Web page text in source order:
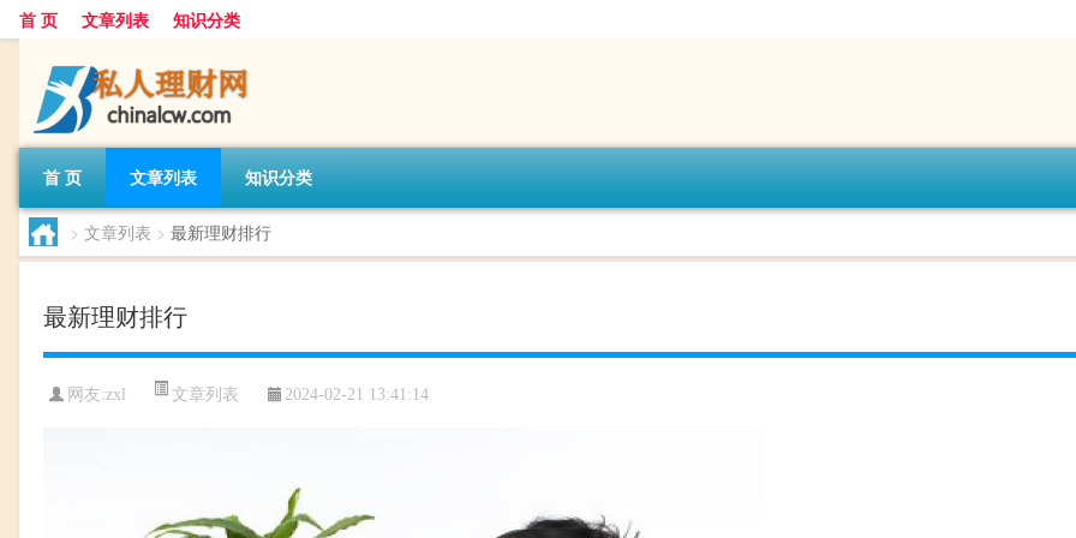
首 页 文章列表 知识分类
首 页 文章列表 知识分类
> 文章列表 > 最新理财排行
最新理财排行
网友:zxl 文章列表 2024-02-21 13:41:14